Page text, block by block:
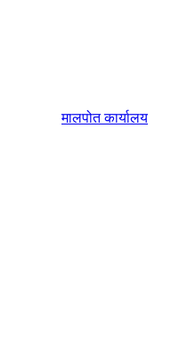
मालपोत कार्यालय